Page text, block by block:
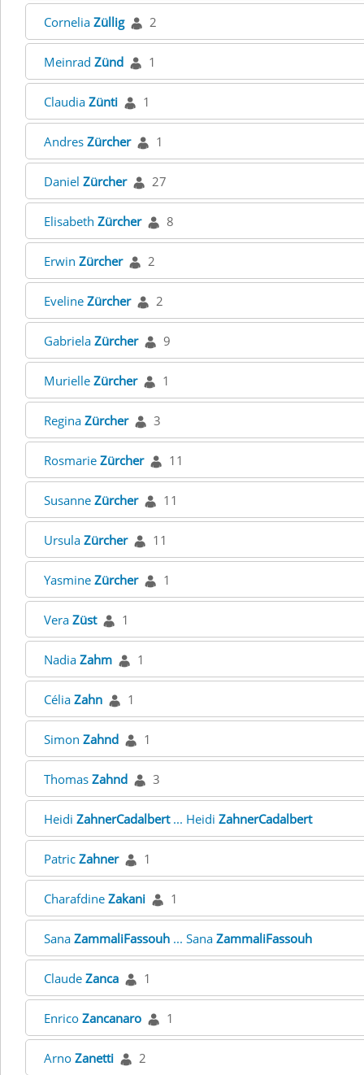
Cornelia Züllig 2
Meinrad Zünd 1
Claudia Zünti 1
Andres Zürcher 1
Daniel Zürcher 27
Elisabeth Zürcher 8
Erwin Zürcher 2
Eveline Zürcher 2
Gabriela Zürcher 9
Murielle Zürcher 1
Regina Zürcher 3
Rosmarie Zürcher 11
Susanne Zürcher 11
Ursula Zürcher 11
Yasmine Zürcher 1
Vera Züst 1
Nadia Zahm 1
Célia Zahn 1
Simon Zahnd 1
Thomas Zahnd 3
Heidi ZahnerCadalbert... Heidi ZahnerCadalbert
Patric Zahner 1
Charafdine Zakani 1
Sana ZammaliFassouh ... Sana ZammaliFassouh
Claude Zanca 1
Enrico Zancanaro 1
Arno Zanetti 2